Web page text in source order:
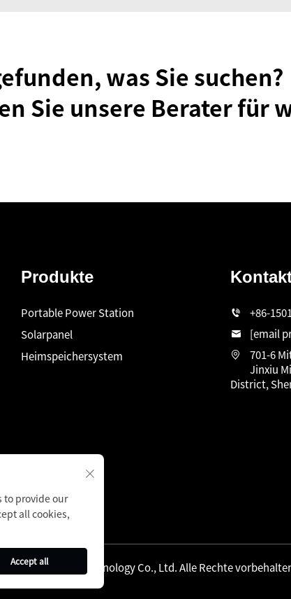
was Sie suchen?
Sie unsere Berater für
Produkte
Portable Power Station
Solarpanel
Heimspeichersystem
+86-
[email
701-6
Jinxiu
District,
Chuangfu Technology Co., Ltd. Alle Rechte
to provide our
all cookies,
Accept all